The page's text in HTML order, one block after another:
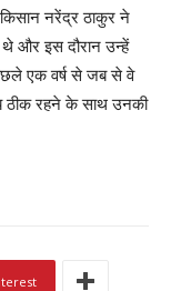
नरेंद्र ठाकुर ने
थे और इस दौरान उन्हें
एक वर्ष से जब से वे
ठीक रहने के साथ उनकी